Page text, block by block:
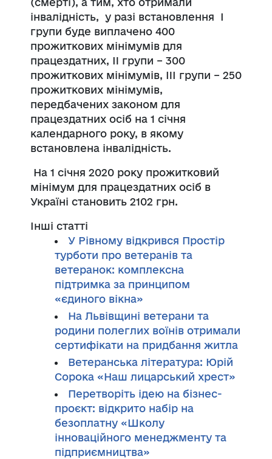
інвалідність, у разі встановлення I
групи буде виплачено 400
прожиткових мінімумів для
працездатних, II групи – 300
прожиткових мінімумів, III групи – 250
прожиткових мінімумів,
передбачених законом для
працездатних осіб на 1 січня
календарного року, в якому
встановлена інвалідність.
На 1 січня 2020 року прожитковий
мінімум для працездатних осіб в
Україні становить 2102 грн.
Інші статті
У Рівному відкрився Простір
турботи про ветеранів та
ветеранок: комплексна
підтримка за принципом
«єдиного вікна»
На Львівщині ветерани та
родини полеглих воїнів отримали
сертифікати на придбання житла
Ветеранська література: Юрій
Сорока «Наш лицарський хрест»
Перетворіть ідею на бізнес-
проєкт: відкрито набір на
безоплатну «Школу
інноваційного менеджменту та
підприємництва»